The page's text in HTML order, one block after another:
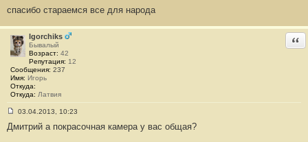
о
б
щ
е
н
и
е
#
3
3
спасибо стараемся все для народа
Igorchiks
Бывалый
Возраст: 42
Репутация: 12
Сообщения: 237
Имя: Игорь
Откуда:
Откуда: Латвия
о
03.04.2013, 10:23
Дмитрий а покрасочная камера у вас общая?